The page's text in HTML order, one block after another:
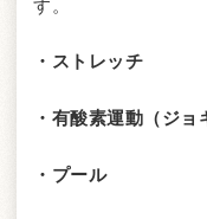
・ストレッチ
・有酸素運動（ジョ
・プール